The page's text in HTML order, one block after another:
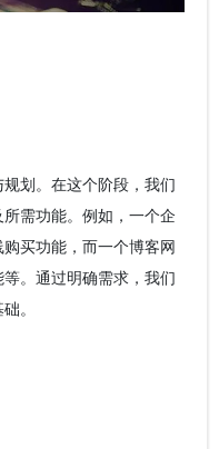
划。在这个阶段，我们
需功能。例如，一个企
买功能，而一个博客网
。通过明确需求，我们
。